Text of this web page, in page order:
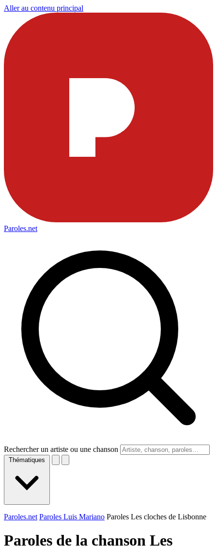
Aller au contenu principal
Paroles.net
Rechercher un artiste ou une chanson
Thématiques
Paroles.net Paroles Luis Mariano Paroles Les cloches de Lisbonne
Paroles de la chanson Les